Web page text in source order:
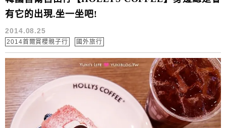
有它的出現.坐一坐吧!
2014.08.25
2014首爾賞櫻親子行 國外旅行